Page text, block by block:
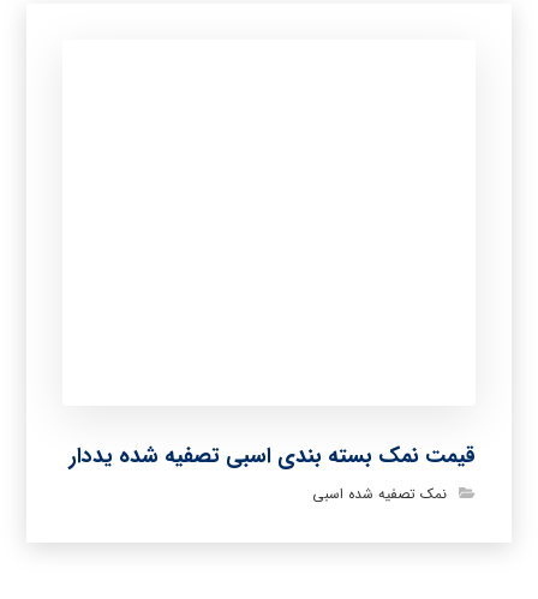
قیمت نمک بسته بندی اسبی تصفیه شده یددار
نمک تصفیه شده اسبی